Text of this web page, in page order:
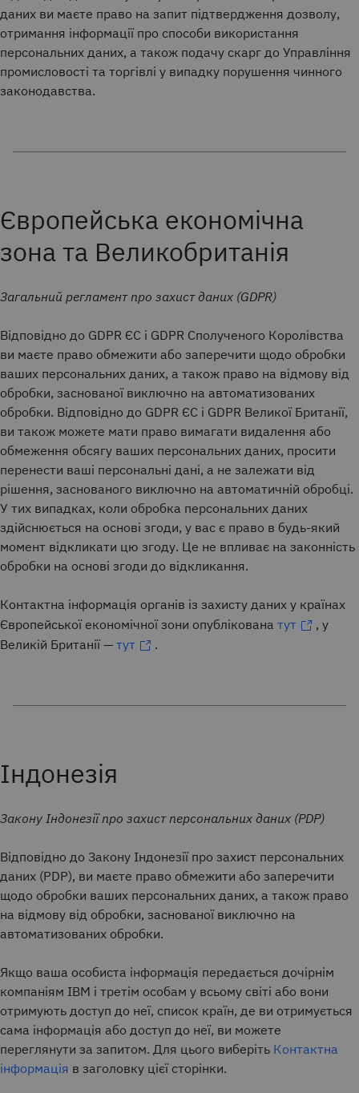
даних ви маєте право на запит підтвердження дозволу,
отримання інформації про способи використання
персональних даних, а також подачу скарг до Управління
промисловості та торгівлі у випадку порушення чинного
законодавства.
Європейська економічна
зона та Великобританія
Загальний регламент про захист даних (GDPR)
Відповідно до GDPR ЄС і GDPR Сполученого Королівства
ви маєте право обмежити або заперечити щодо обробки
ваших персональних даних, а також право на відмову від
обробки, заснованої виключно на автоматизованих
обробки. Відповідно до GDPR ЄС і GDPR Великої Британії,
ви також можете мати право вимагати видалення або
обмеження обсягу ваших персональних даних, просити
перенести ваші персональні дані, а не залежати від
рішення, заснованого виключно на автоматичній обробці.
У тих випадках, коли обробка персональних даних
здійснюється на основі згоди, у вас є право в будь-який
момент відкликати цю згоду. Це не впливає на законність
обробки на основі згоди до відкликання.
Контактна інформація органів із захисту даних у країнах
Європейської економічної зони опублікована тут
, у
Великій Британії — тут .
Індонезія
Закону Індонезії про захист персональних даних (PDP)
Відповідно до Закону Індонезії про захист персональних
даних (PDP), ви маєте право обмежити або заперечити
щодо обробки ваших персональних даних, а також право
на відмову від обробки, заснованої виключно на
автоматизованих обробки.
Якщо ваша особиста інформація передається дочірнім
компаніям IBM і третім особам у всьому світі або вони
отримують доступ до неї, список країн, де ви отримується
сама інформація або доступ до неї, ви можете
переглянути за запитом. Для цього виберіть Контактна
інформація в заголовку цієї сторінки.